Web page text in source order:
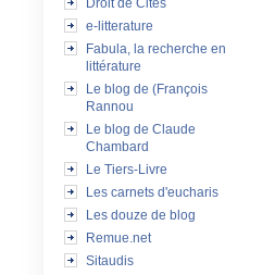
Droit de Cités
e-litterature
Fabula, la recherche en
littérature
Le blog de (François
Rannou
Le blog de Claude
Chambard
Le Tiers-Livre
Les carnets d'eucharis
Les douze de blog
Remue.net
Sitaudis